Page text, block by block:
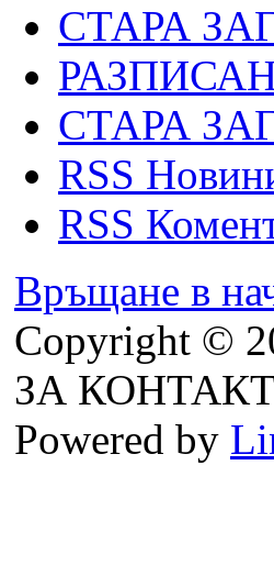
СТАРА
СТАРА
RSS
RSS
Връщане в
Copyright ©
ЗА
Powered by